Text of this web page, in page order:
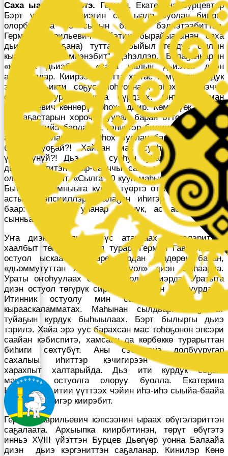
Саха ыалын дьиэтэ. Герман, Екатерина Бурцевтар
Бэрт ууһун нэһилиэгин сис ыала буолан бииргэ
олорбуттара 45 сылын быйыл бэлиэтээбиттэр.
Герман Гаврильевич бэйэтин бырайыагынан саха
дьиэтэ (балаҕана) туттан, “быйыл төрдүс сылын
кыстаары бэлэмнэнэбит” дэһэллэр. Балаҕаннарын
«кыстык дьиэбит», «саха ыалын дьиэтэ» диэн
ааттыыллар. Киирээти кытта хаҥас көмүлүөк курдук
эрээри дьикти соҕус моһуоннаах оһох тигинэччи
оттуллан турар. Суоһа сүрдээх. Онтун Герман
Гаврильевич көннөрү «оһох» диир. Көмүлүөк курдук,
хардаҕастарын хороччу ууран баран оттоллор эбит.
Оһоҕу эргийэ бардахха, кэннигэр билиитэлээх. Онно
ас буһараллар эбит. Оһох буолан баран хайаан ас
буһуо суоҕай?! Хайаан мас суоһун халлааҥҥа
үрүөххүнүй?! Дьэ оһох суоһун туһанан ас астаан,
дьиэни ититэн быр-бааччы саха ыалын сиэринэн
олороллор эбит. «Сылга 20 кууп маһынан кыстыыбыт.
Бытарҕан тымныыга күҥҥэ түөртэ оттобут”, — диэн
астына кэпсииллэр. Балаҕан иһигэр бары-барыта
баар: хаппахчы, уһанар муннук, ас астыыр хос,
сынньанар саала.
Уҥа диэки былыргы үс атахтаах өбүгэлэриттэн
хаалбыт төгүрүк остуол турар. Герман Гаврильевич
остуол ыскаачарын өрө тардан көрдөрөн баран,
«дьоммутуттан хаалбыт остуол» диэн быһаарда.
Ураты оҥоһуулаах остуол буолан биэрдэ. Уратыта
диэн остуол төгүрүк сирэйин аннынан долбуурдаах.
Итинник остуолу мин саҥа көрөбүн. Хата,
кырааскаламматах. Маһынан сылдьар. Атаҕа ат
туйаҕын курдук быһыылаах. Бэрт былыргы дьиэ
тэрилэ. Хайа эрэ уус барахсан мас тоһоҕонон эпсэри
саайан кэбиспитэ, хамсаан да көрбөккө турарыттан
биһиги сөхтүбүт. Аны сэбэргэнэ долбууругар
сахалыы иһиттэр кэчигирээн туралларыттан
харахпыт халтарыйда. Дьэ ити курдук сөҕөн-
махтайан остуолга олоруу буолла. Екатерина
Николаевна итии үүттээх чэйин иһэ-иһэ сыыйа-баайа
кэпсэтиибитигэр киирэбит.
Герман Гаврильевич кэпсээнин ыраах өбүгэлэриттэн
саҕалаата. Архыыпка киирбитинэн, төрүт өбүгэтэ
инньэ XVIII үйэттэн Бурцев Дьөгүөр уонна Балаайа
диэн дьиэ кэргэниттэн саҕаланар. Кинилэр Көнө